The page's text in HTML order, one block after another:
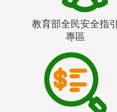
教育部全民安全指引
專區